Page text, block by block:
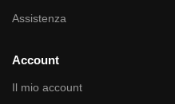
Assistenza
Account
Il mio account